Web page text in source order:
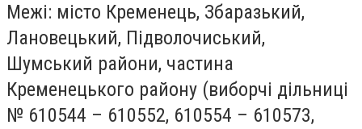
Межі: місто Кременець, Збаразький,
Лановецький, Підволочиський,
Шумський райони, частина
Кременецького району (виборчі дільниці
№ 610544 – 610552, 610554 – 610573,